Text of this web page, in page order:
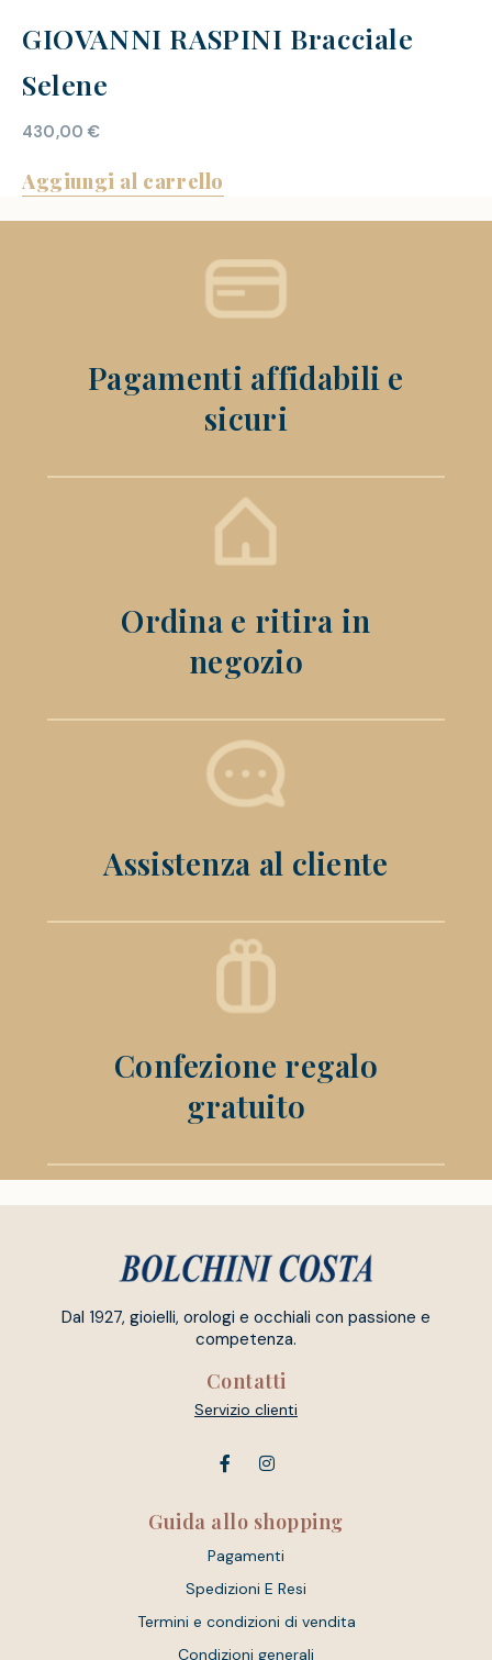
GIOVANNI RASPINI Bracciale
Selene
430,00€
Aggiungi al carrello
Pagamenti affidabili e
sicuri
Ordina e ritira in
negozio
Assistenza al cliente
Confezione regalo
gratuito
Dal 1927, gioielli, orologi e occhiali con passione e
competenza.
Contatti
Servizio clienti
Guida allo shopping
Pagamenti
Spedizioni E Resi
Termini e condizioni di vendita
Condizioni generali